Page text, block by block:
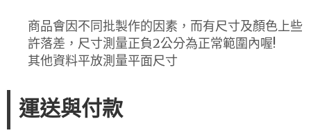
商品會因不同批製作的因素，而有尺寸及顏色上些
許落差，尺寸測量正負2公分為正常範圍內喔!
其他資料平放測量平面尺寸
運送與付款